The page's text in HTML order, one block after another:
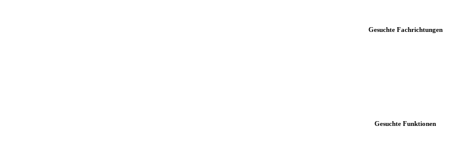
Gesuchte Fachrichtungen
Gesuchte Funktionen